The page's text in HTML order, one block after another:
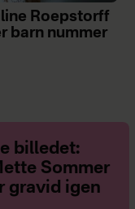
Roepstorff
barn nummer
billedet:
Sommer
gravid igen